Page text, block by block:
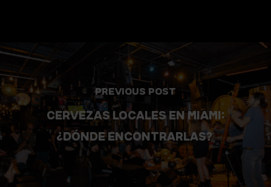
PREVIOUS POST
CERVEZAS LOCALES EN MIAMI:
¿DÓNDE ENCONTRARLAS?